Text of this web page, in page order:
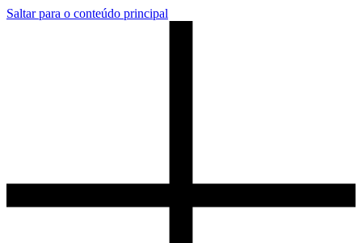
Saltar para o conteúdo principal